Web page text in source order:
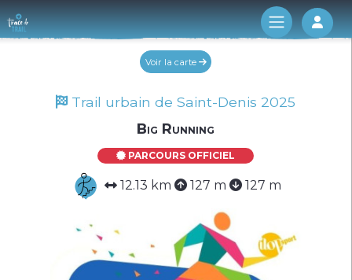
Log
Voir la carte
Trail urbain de Saint-Denis 2025
Big Running
PARCOURS OFFICIEL
12.13 km 127 m 127 m